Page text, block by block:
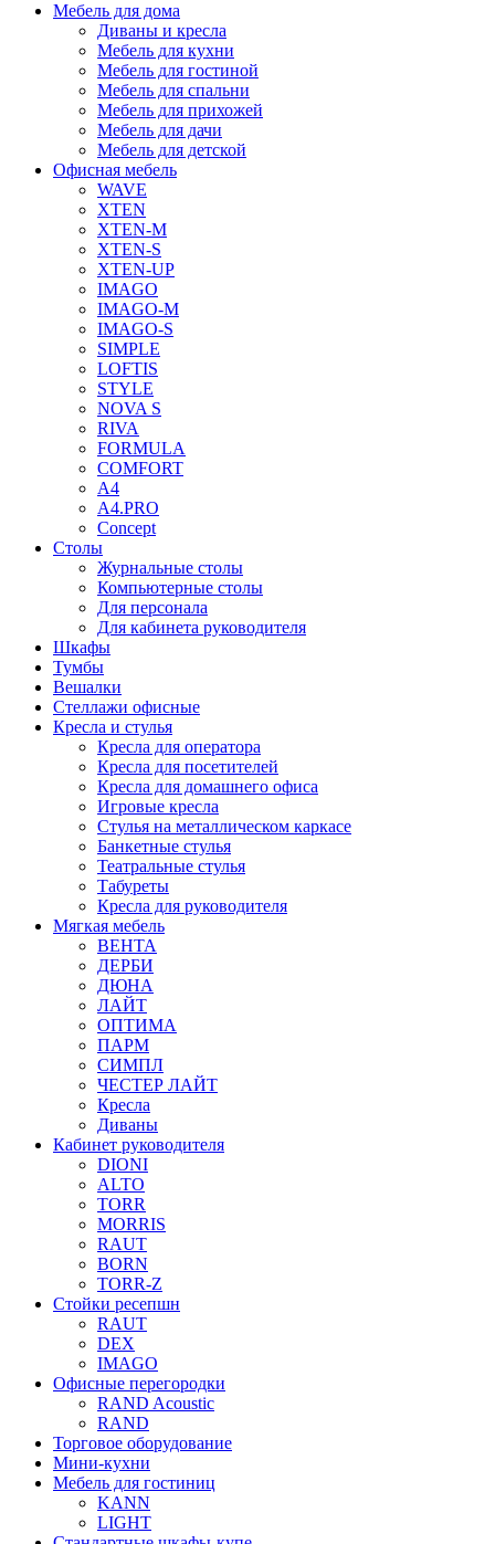
Мебель для дома
Диваны и кресла
Мебель для кухни
Мебель для гостиной
Мебель для спальни
Мебель для прихожей
Мебель для дачи
Мебель для детской
Офисная мебель
WAVE
XTEN
XTEN-M
XTEN-S
XTEN-UP
IMAGO
IMAGO-M
IMAGO-S
SIMPLE
LOFTIS
STYLE
NOVA S
RIVA
FORMULA
COMFORT
A4
A4.PRO
Concept
Столы
Журнальные столы
Компьютерные столы
Для персонала
Для кабинета руководителя
Шкафы
Тумбы
Вешалки
Стеллажи офисные
Кресла и стулья
Кресла для оператора
Кресла для посетителей
Кресла для домашнего офиса
Игровые кресла
Стулья на металлическом каркасе
Банкетные стулья
Театральные стулья
Табуреты
Кресла для руководителя
Мягкая мебель
ВЕНТА
ДЕРБИ
ДЮНА
ЛАЙТ
ОПТИМА
ПАРМ
СИМПЛ
ЧЕСТЕР ЛАЙТ
Кресла
Диваны
Кабинет руководителя
DIONI
ALTO
TORR
MORRIS
RAUT
BORN
TORR-Z
Стойки ресепшн
RAUT
DEX
IMAGO
Офисные перегородки
RAND Acoustic
RAND
Торговое оборудование
Мини-кухни
Мебель для гостиниц
KANN
LIGHT